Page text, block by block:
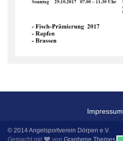
Impressum
© 2014 Angelsportverein Dörpen e.V.